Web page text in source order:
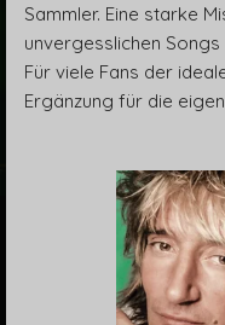
Sammler. Eine starke
unvergesslichen
Für viele Fans der
Ergänzung für die